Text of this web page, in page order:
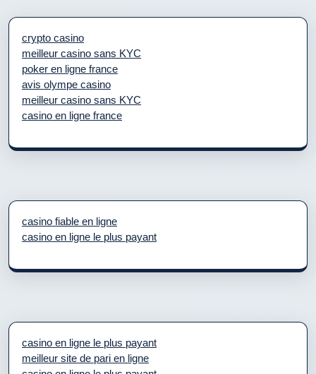
crypto casino
meilleur casino sans KYC
poker en ligne france
avis olympe casino
meilleur casino sans KYC
casino en ligne france
casino fiable en ligne
casino en ligne le plus payant
casino en ligne le plus payant
meilleur site de pari en ligne